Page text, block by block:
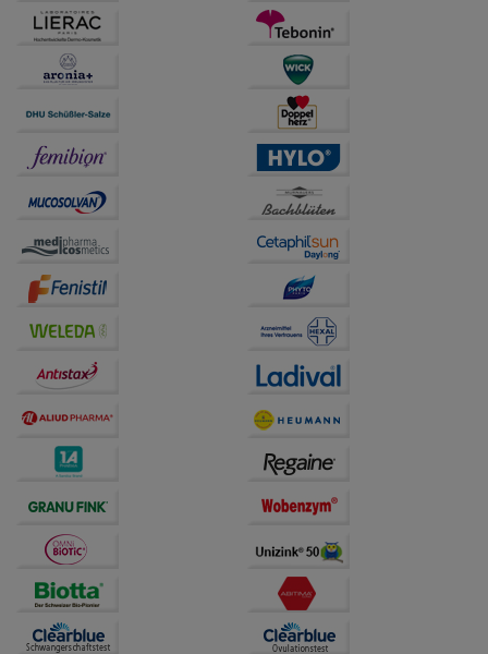
Statistik & Tracking:
Hierüber lassen sich
Informationen über die Art und Weise der Nutzung
unserer Website sammeln, mit deren Hilfe wir unsere
Website weiter für Sie optimieren können, den Inhalt
auf unserer Website aber auch die Werbung auf
Bitte beachten Sie, dass Daten hierfür teilweise an
Dritte wie z.B. Google oder soziale Medien
übertragen werden.